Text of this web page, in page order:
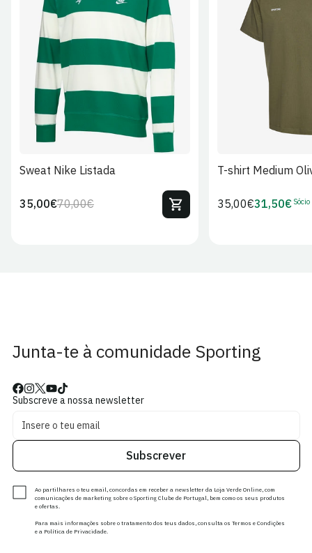
S XL 2XL
Sweat Nike Listada
Preço
70,00€Preço
35,00€
T-shirt Medium
Preço
35,00€Preço
31,50€ Sócio
Junta-te à comunidade Sporting
Subscreve a nossa newsletter
Subscrever
Ao partilhares o teu email, concordas em receber a newsletter da Loja Verde Online, com
comunicações de marketing sobre o Sporting Clube de Portugal, bem como os seus produtos
e ofertas.
Para mais informações sobre o tratamento dos teus dados, consulta os Termos e Condições
e a Política de Privacidade.